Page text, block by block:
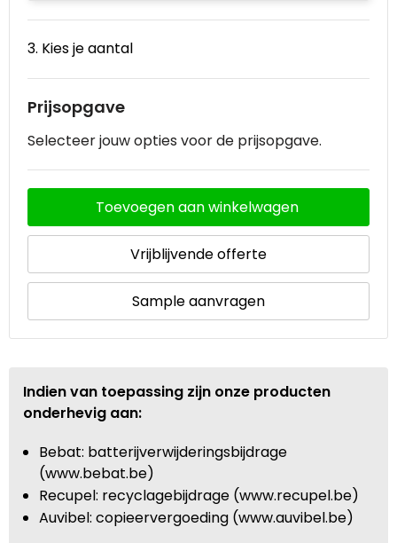
3. Kies je aantal
Prijsopgave
Selecteer jouw opties voor de prijsopgave.
Toevoegen aan winkelwagen
Vrijblijvende offerte
Sample aanvragen
Indien van toepassing zijn onze producten
onderhevig aan:
Bebat: batterijverwijderingsbijdrage
(www.bebat.be)
Recupel: recyclagebijdrage (www.recupel.be)
Auvibel: copieervergoeding (www.auvibel.be)